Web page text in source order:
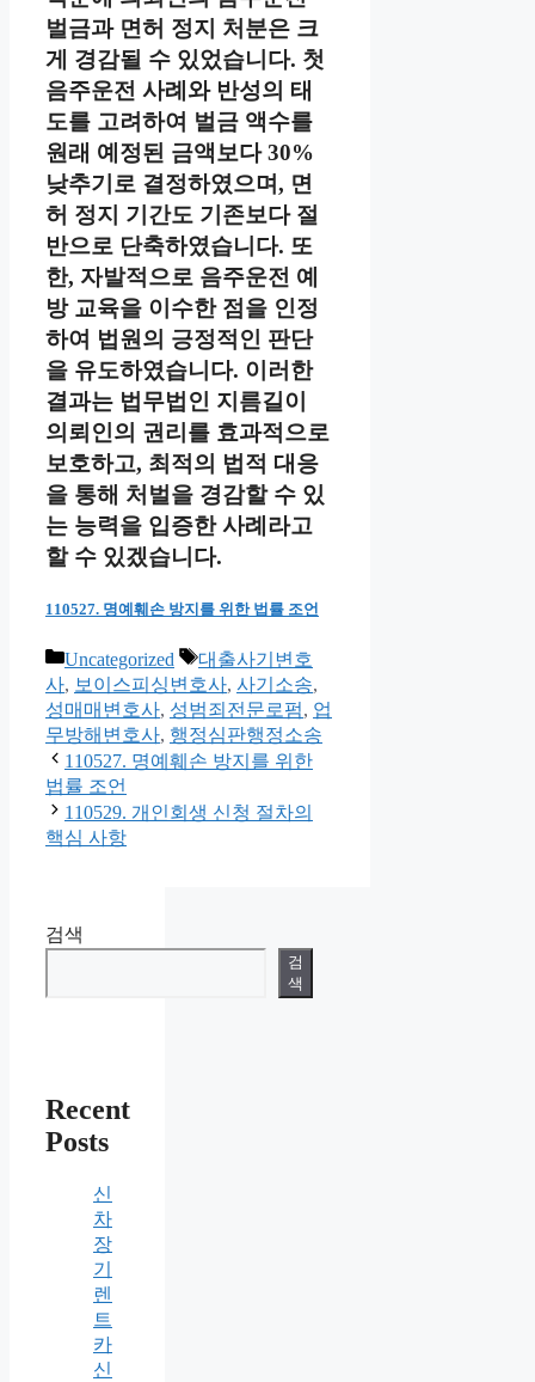
벌금과 면허 정지 처분은 크
게 경감될 수 있었습니다. 첫
음주운전 사례와 반성의 태
도를 고려하여 벌금 액수를
원래 예정된 금액보다 30%
낮추기로 결정하였으며, 면
허 정지 기간도 기존보다 절
반으로 단축하였습니다. 또
한, 자발적으로 음주운전 예
방 교육을 이수한 점을 인정
하여 법원의 긍정적인 판단
을 유도하였습니다. 이러한
결과는 법무법인 지름길이
의뢰인의 권리를 효과적으로
보호하고, 최적의 법적 대응
을 통해 처벌을 경감할 수 있
는 능력을 입증한 사례라고
할 수 있겠습니다.
110527. 명예훼손 방지를 위한 법률 조언
카
테
고
리
Uncategorized
태
그
대출사기변호
사, 보이스피싱변호사, 사기소송,
성매매변호사, 성범죄전문로펌, 업
무방해변호사, 행정심판행정소송
110527. 명예훼손 방지를 위한
법률 조언
110529. 개인회생 신청 절차의
핵심 사항
검색
검
색
Recent
Posts
신
차
장
기
렌
트
카
신